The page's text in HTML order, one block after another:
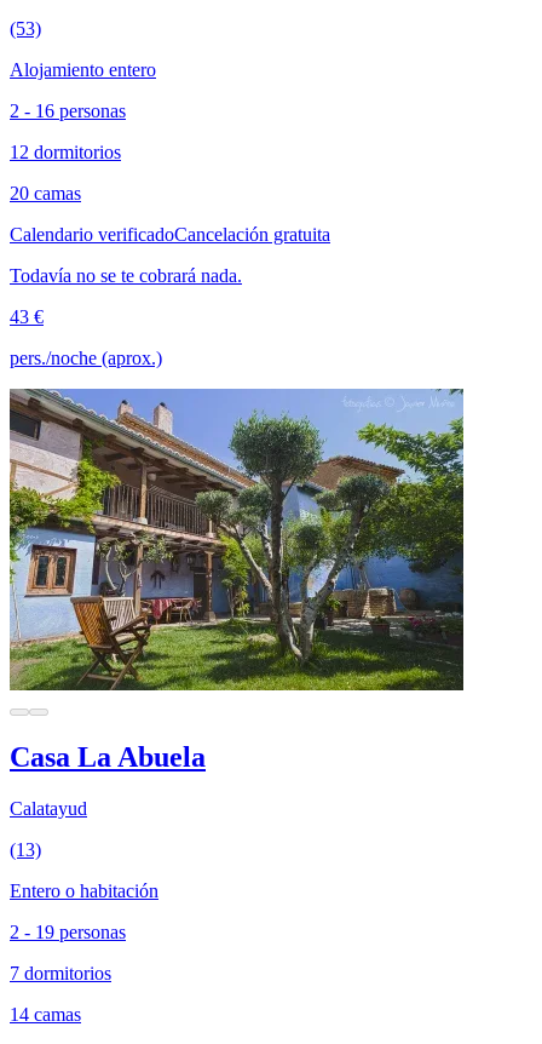
(53)
Alojamiento entero
2 - 16 personas
12 dormitorios
20 camas
Calendario verificadoCancelación gratuita
Todavía no se te cobrará nada.
43 €
pers./noche (aprox.)
Casa La Abuela
Calatayud
(13)
Entero o habitación
2 - 19 personas
7 dormitorios
14 camas